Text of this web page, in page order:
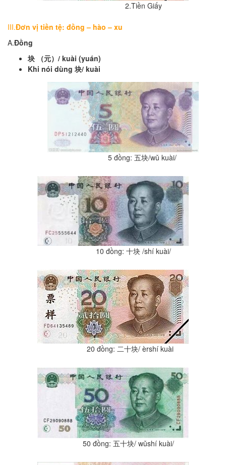
2.Tiền Giấy
III.Đơn vị tiền tệ: đồng – hào – xu
A.Đồng
块
（元） / kuài (yuán)
Khi nói dùng 块/ kuài
5 đồng: 五块/wǔ kuài/
10 đồng: 十块 /shí kuài/
20 đồng: 二十块/ èrshí kuài
50 đồng: 五十块/ wǔshí kuài/